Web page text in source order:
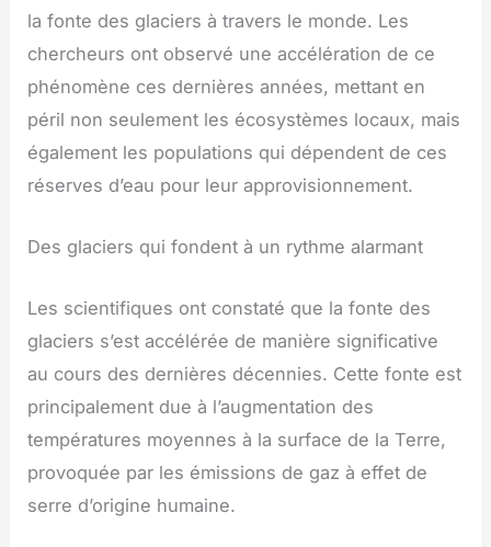
la fonte des glaciers à travers le monde. Les
chercheurs ont observé une accélération de ce
phénomène ces dernières années, mettant en
péril non seulement les écosystèmes locaux, mais
également les populations qui dépendent de ces
réserves d’eau pour leur approvisionnement.
Des glaciers qui fondent à un rythme alarmant
Les scientifiques ont constaté que la fonte des
glaciers s’est accélérée de manière significative
au cours des dernières décennies. Cette fonte est
principalement due à l’augmentation des
températures moyennes à la surface de la Terre,
provoquée par les émissions de gaz à effet de
serre d’origine humaine.